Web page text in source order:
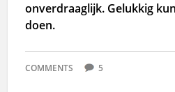
onverdraaglijk. Gelukkig
doen.
COMMENTS 5